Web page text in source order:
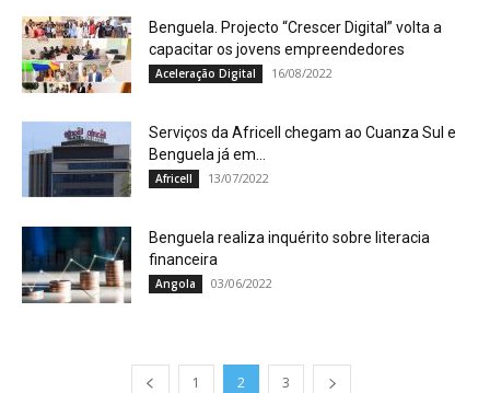
Benguela. Projecto “Crescer Digital” volta a
capacitar os jovens empreendedores
Aceleração Digital 16/08/2022
Serviços da Africell chegam ao Cuanza Sul e
Benguela já em...
Africell 13/07/2022
Benguela realiza inquérito sobre literacia
financeira
Angola 03/06/2022
1 2 3